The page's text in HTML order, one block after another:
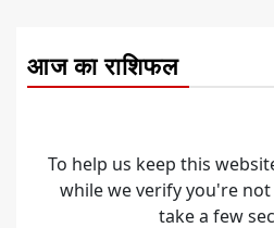
आज का राशिफल